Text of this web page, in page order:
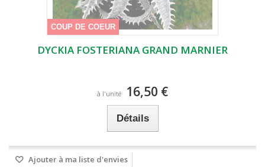
COUP DE COEUR
DYCKIA FOSTERIANA GRAND MARNIER
à l'unité 16,50 €
Détails
Ajouter à ma liste d'envies